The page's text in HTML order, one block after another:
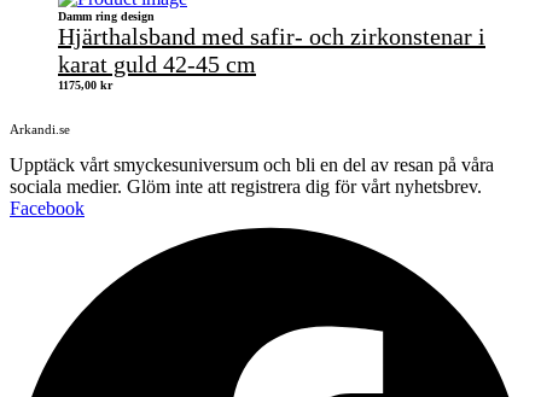
Damm ring design
Hjärthalsband med safir- och zirkonstenar i
karat guld 42-45 cm
1175,00 kr
Arkandi.se
Upptäck vårt smyckesuniversum och bli en del av resan på våra
sociala medier. Glöm inte att registrera dig för vårt nyhetsbrev.
Facebook